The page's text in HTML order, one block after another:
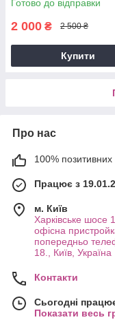
вечірок, розмір M L
Готово до відправки
2 000 ₴ 2 500 ₴
Купити
Про нас
100% позитивних
Працює з
м. Київ
Харківське шосе
офісна
попередньо
18., Київ, Україна
Контакти
Сьогодні
Показати весь